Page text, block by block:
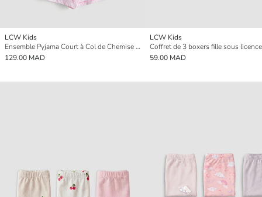
LCW Kids
Ensemble Pyjama Court à Col de Chemise pour Filles
129.00 MAD
LCW Kids
59.00 MAD